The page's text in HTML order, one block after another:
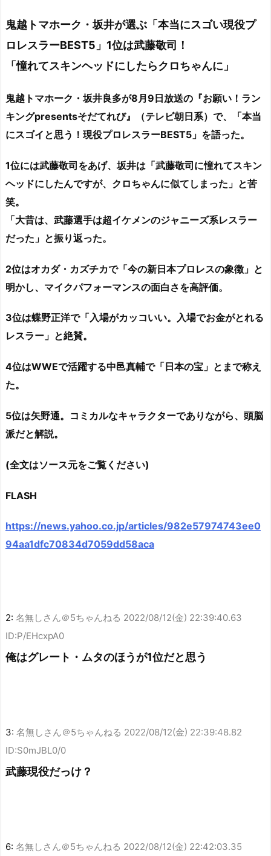
鬼越トマホーク・坂井が選ぶ「本当にスゴい現役プ
ロレスラーBEST5」1位は武藤敬司！
「憧れてスキンヘッドにしたらクロちゃんに」
鬼越トマホーク・坂井良多が8月9日放送の『お願い！ラン
キングpresentsそだてれび』（テレビ朝日系）で、「本当
にスゴイと思う！現役プロレスラーBEST5」を語った。
1位には武藤敬司をあげ、坂井は「武藤敬司に憧れてスキン
ヘッドにしたんですが、クロちゃんに似てしまった」と苦
笑。
「大昔は、武藤選手は超イケメンのジャニーズ系レスラー
だった」と振り返った。
2位はオカダ・カズチカで「今の新日本プロレスの象徴」と
明かし、マイクパフォーマンスの面白さを高評価。
3位は蝶野正洋で「入場がカッコいい。入場でお金がとれる
レスラー」と絶賛。
4位はWWEで活躍する中邑真輔で「日本の宝」とまで称え
た。
5位は矢野通。コミカルなキャラクターでありながら、頭脳
派だと解説。
(全文はソース元をご覧ください)
FLASH
https://news.yahoo.co.jp/articles/982e57974743ee0
94aa1dfc70834d7059dd58aca
2: 名無しさん＠5ちゃんねる 2022/08/12(金) 22:39:40.63
ID:P/EHcxpA0
俺はグレート・ムタのほうが1位だと思う
3: 名無しさん＠5ちゃんねる 2022/08/12(金) 22:39:48.82
ID:S0mJBL0/0
武藤現役だっけ？
6: 名無しさん＠5ちゃんねる 2022/08/12(金) 22:42:03.35